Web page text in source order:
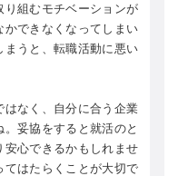
り組むモチベーションが
かできなくなってしまい
まうと、転職活動に悪い
はなく、自分に合う企業
妥協をすると就活のと
安心できるかもしれませ
てはたらくことが大切で